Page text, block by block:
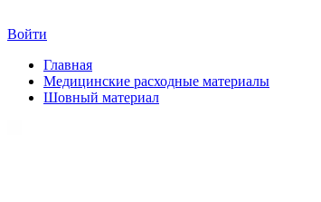
Войти
Главная
Медицинские расходные материалы
Шовный материал